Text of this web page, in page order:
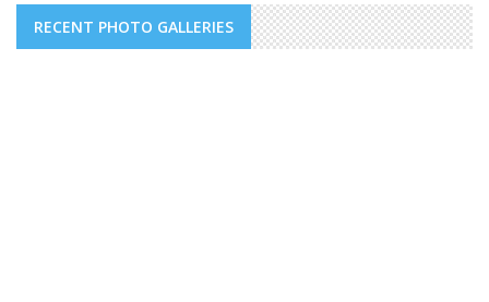
RECENT PHOTO GALLERIES